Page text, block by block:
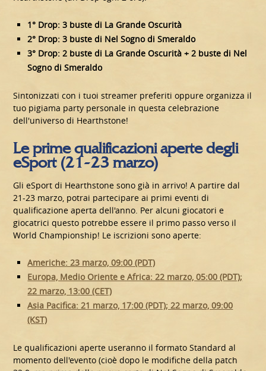
1° Drop: 3 buste di La Grande Oscurità
2° Drop: 3 buste di Nel Sogno di Smeraldo
3° Drop: 2 buste di La Grande Oscurità + 2 buste di Nel
Sogno di Smeraldo
Sintonizzati con i tuoi streamer preferiti oppure organizza il
tuo pigiama party personale in questa celebrazione
dell'universo di Hearthstone!
Le prime qualificazioni aperte degli
eSport (21-23 marzo)
Gli eSport di Hearthstone sono già in arrivo! A partire dal
21-23 marzo, potrai partecipare ai primi eventi di
qualificazione aperta dell'anno. Per alcuni giocatori e
giocatrici questo potrebbe essere il primo passo verso il
World Championship! Le iscrizioni sono aperte:
Americhe: 23 marzo, 09:00 (PDT)
Europa, Medio Oriente e Africa: 22 marzo, 05:00 (PDT);
22 marzo, 13:00 (CET)
Asia Pacifica: 21 marzo, 17:00 (PDT); 22 marzo, 09:00
(KST)
Le qualificazioni aperte useranno il formato Standard al
momento dell'evento (cioè dopo le modifiche della patch